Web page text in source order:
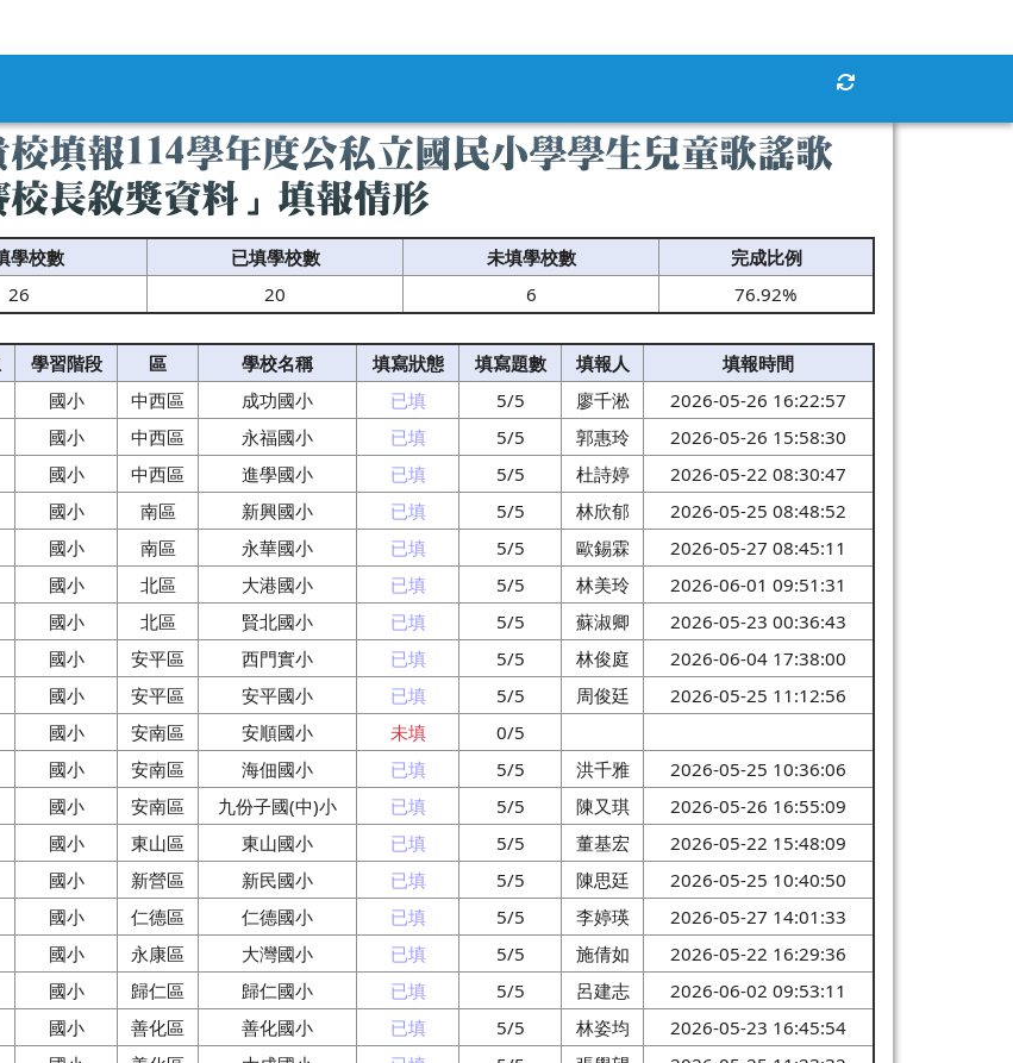
重新取得佈景設定
域
校填報114學年度公私立國民小學學生兒童歌謠歌
校長敘獎資料」填報情形
學校數 已填學校數 未填學校數
完成比例
26
20 6 76.92%
學習階段 區 學校名稱 填寫狀態 填寫題數 填報人
填報時間
國小 中西區 成功國小 已填 5/5 廖千淞
2026-05-26 16:22:57
國小 中西區 永福國小 已填 5/5 郭惠玲
2026-05-26 15:58:30
國小 中西區 進學國小 已填 5/5 杜詩婷
2026-05-22 08:30:47
國小 南區 新興國小 已填 5/5 林欣郁
2026-05-25 08:48:52
國小 南區 永華國小 已填 5/5 歐錫霖
2026-05-27 08:45:11
國小 北區 大港國小 已填 5/5 林美玲
2026-06-01 09:51:31
國小 北區 賢北國小 已填 5/5 蘇淑卿
2026-05-23 00:36:43
國小 安平區 西門實小 已填 5/5 林俊庭
2026-06-04 17:38:00
國小 安平區 安平國小 已填 5/5 周俊廷
2026-05-25 11:12:56
國小 安南區 安順國小 未填
0/5
國小 安南區 海佃國小 已填 5/5 洪千雅
2026-05-25 10:36:06
國小 安南區 九份子國(中)小 已填 5/5 陳又琪
2026-05-26 16:55:09
國小 東山區 東山國小 已填 5/5 董基宏
2026-05-22 15:48:09
國小 新營區 新民國小 已填 5/5 陳思廷
2026-05-25 10:40:50
國小 仁德區 仁德國小 已填 5/5 李婷瑛
2026-05-27 14:01:33
國小 永康區 大灣國小 已填 5/5 施倩如
2026-05-22 16:29:36
國小 歸仁區 歸仁國小 已填 5/5 呂建志
2026-06-02 09:53:11
國小 善化區 善化國小 已填 5/5 林姿均
2026-05-23 16:45:54